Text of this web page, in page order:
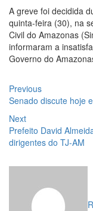
A greve foi decidida
quinta-feira (30), na
Civil do Amazonas
informaram a
Governo do
Navegação
de
Post
PreviousPrevious
post:
Senado discute hoje
NextNext
post:
Prefeito David
dirigentes do TJ-AM